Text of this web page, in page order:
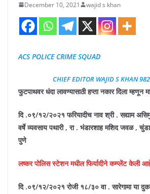
December 10, 2021 wajid s khan
ACS POLICE CRIME SQUAD
CHIEF EDITOR WAJID S KHAN
फुटपाथवर धंदा लावण्यासाठी हप्ता नकार दिला म्हणून
दि .०९/१२/२०२१ फरियादीच नाव श्री . सद्याम
वर्षे व्यवसाय पथारी , रा . भंडारशाह मशिद जवळ ,
पुणे
लष्कर पोलिस स्टेशन मधील फिर्यादीने कम्प्लेंट केली
दि .०९/१२/२०२१ रोजी १८/३० वा . सारेगामा या